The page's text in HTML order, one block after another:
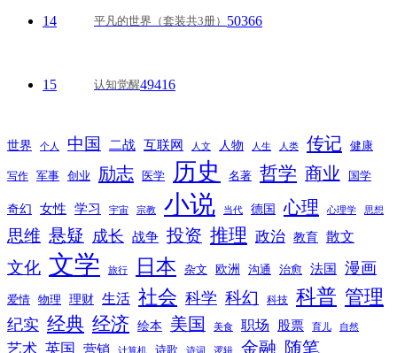
14 平凡的世界（套装共3册） 50366
15 认知觉醒49416
世界 个人 中国 二战 互联网 人文 人物 人生 人类 传记 健康
写作 军事 创业 励志 医学 历史 名著 哲学 商业 国学
奇幻 女性 学习 宇宙 宗教 小说 当代 德国 心理 心理学 思想
思维 悬疑 成长 战争 投资 推理 政治 教育 散文
文化 文学 旅行 日本 杂文 欧洲 沟通 治愈 法国 漫画
爱情 物理 理财 生活 社会 科学 科幻 科技 科普 管理
纪实 经典 经济 绘本 美国 美食 职场 股票 育儿 自然
艺术 英国 营销 计算机 诗歌 诗词 逻辑 金融 随笔